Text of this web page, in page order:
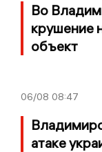
Во
крушение
объект
06/08 08:47
атаке